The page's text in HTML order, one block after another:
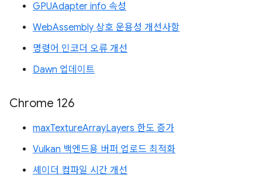
GPUAdapter info 속성
WebAssembly 상호 운용성 개선사항
명령어 인코더 오류 개선
Dawn 업데이트
Chrome 126
maxTextureArrayLayers 한도 증가
Vulkan 백엔드용 버퍼 업로드 최적화
셰이더 컴파일 시간 개선